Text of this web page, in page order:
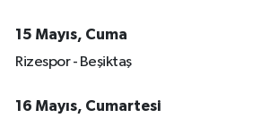
15 Mayıs, Cuma
Rizespor - Beşiktaş
16 Mayıs, Cumartesi